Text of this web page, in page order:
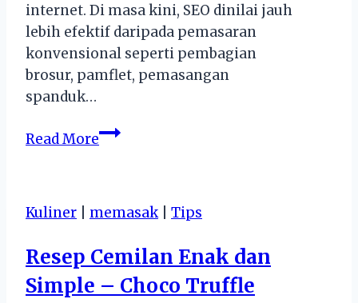
internet. Di masa kini, SEO dinilai jauh
lebih efektif daripada pemasaran
konvensional seperti pembagian
brosur, pamflet, pemasangan
spanduk…
Read MoreSearch
Cocok
Bisnis
Kuliner memasak| Tips
Resep Cemilan Enak dan
Simple – Choco Truffle